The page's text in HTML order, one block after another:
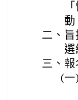
動
二、
三、 報
(一)